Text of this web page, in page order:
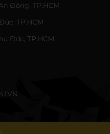
Đông, TP.HCM
TP.HCM
Đức, TP.HCM